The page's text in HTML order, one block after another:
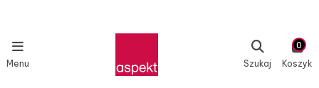
Menu Szukaj
0
Koszyk